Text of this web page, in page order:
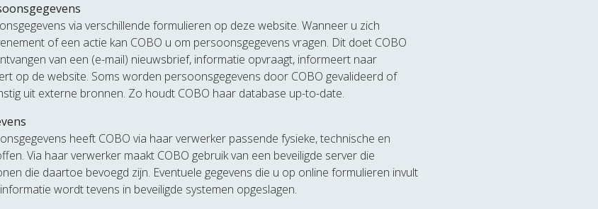
via verschillende formulieren op deze website. Wanneer u zich
of een actie kan COBO u om persoonsgegevens vragen. Dit doet COBO
van een (e-mail) nieuwsbrief, informatie opvraagt, informeert naar
op de website. Soms worden persoonsgegevens door COBO gevalideerd of
uit externe bronnen. Zo houdt COBO haar database up-to-date.
heeft COBO via haar verwerker passende fysieke, technische en
Via haar verwerker maakt COBO gebruik van een beveiligde server die
die daartoe bevoegd zijn. Eventuele gegevens die u op online formulieren invult
wordt tevens in beveiligde systemen opgeslagen.